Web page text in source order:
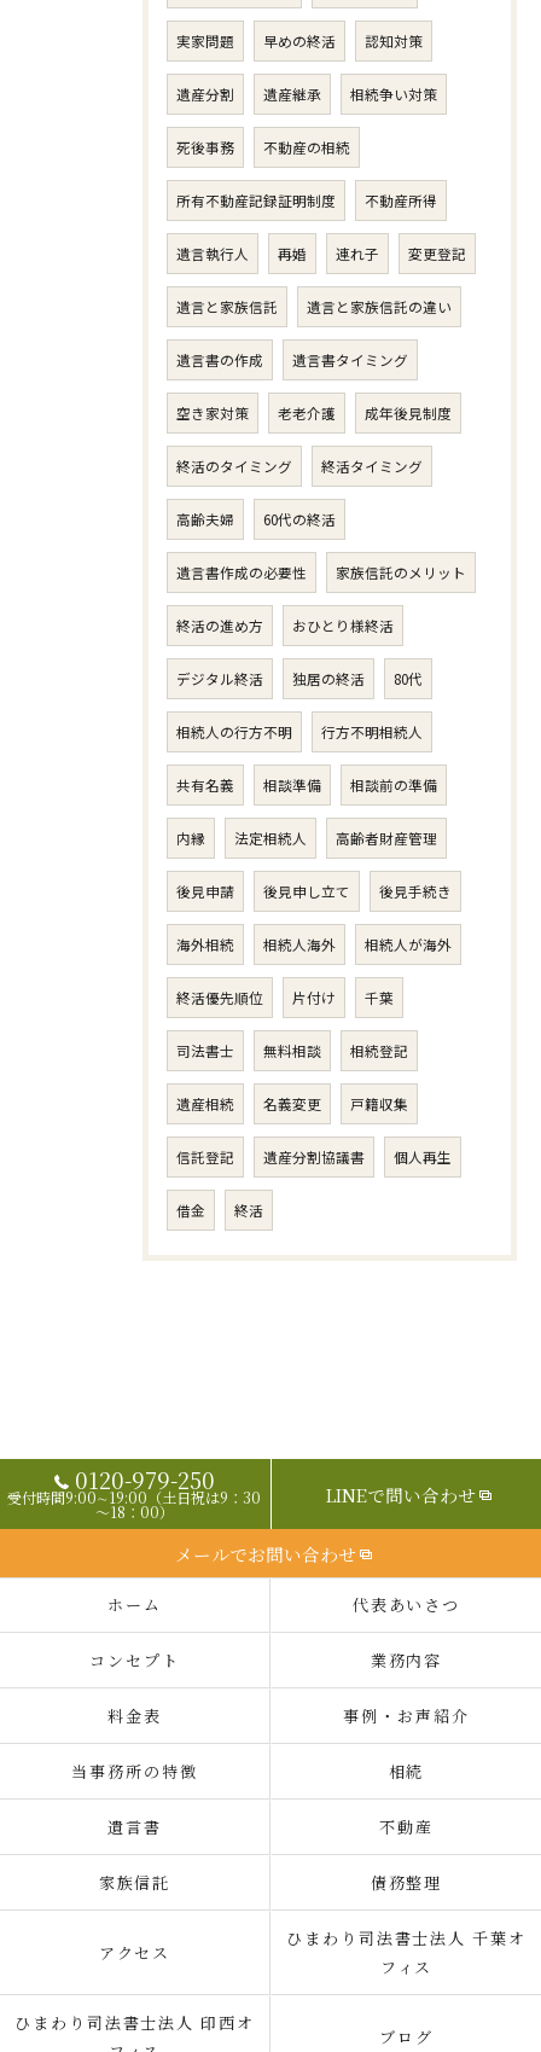
実家問題 早めの終活 認知対策
遺産分割 遺産継承 相続争い対策
死後事務 不動産の相続
所有不動産記録証明制度 不動産所得
遺言執行人 再婚 連れ子 変更登記
遺言と家族信託 遺言と家族信託の違い
遺言書の作成 遺言書タイミング
空き家対策 老老介護 成年後見制度
終活のタイミング 終活タイミング
高齢夫婦 60代の終活
遺言書作成の必要性 家族信託のメリット
終活の進め方 おひとり様終活
デジタル終活 独居の終活 80代
相続人の行方不明 行方不明相続人
共有名義 相談準備 相談前の準備
内縁 法定相続人 高齢者財産管理
後見申請 後見申し立て 後見手続き
海外相続 相続人海外 相続人が海外
終活優先順位 片付け 千葉
司法書士 無料相談 相続登記
遺産相続 名義変更 戸籍収集
信託登記 遺産分割協議書 個人再生
借金 終活
0120-979-250
受付時間9:00∼19:00（土日祝は9：30
～18：00）
LINEで問い合わせ
メールでお問い合わせ
ホーム 代表あいさつ
コンセプト 業務内容
料金表 事例・お声紹介
当事務所の特徴 相続
遺言書 不動産
家族信託 債務整理
アクセス
ひまわり司法書士法人 千葉オ
フィス
ひまわり司法書士法人 印西オ
ブログ